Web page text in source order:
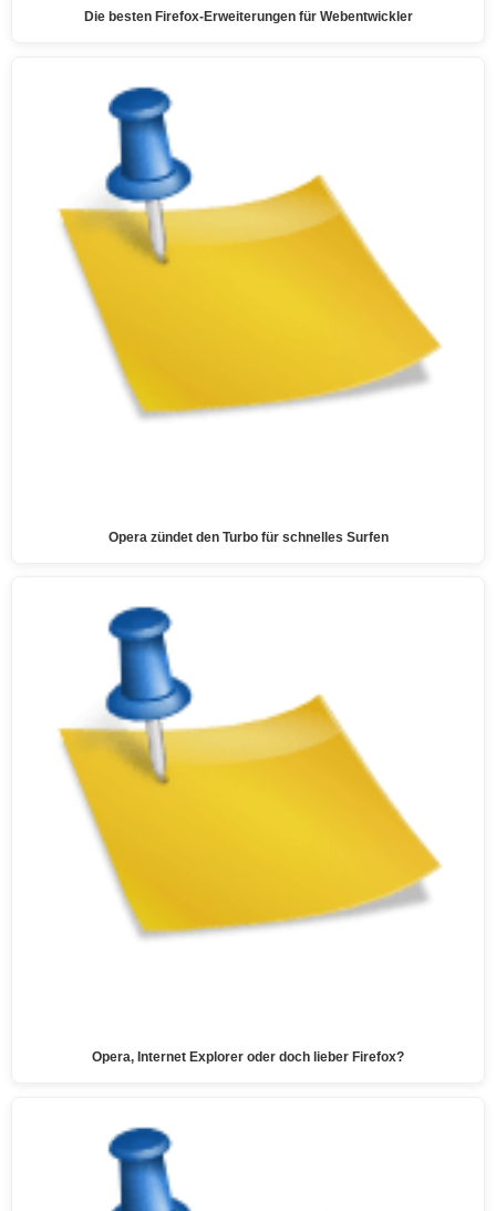
Die besten Firefox-Erweiterungen für Webentwickler
Opera zündet den Turbo für schnelles Surfen
Opera, Internet Explorer oder doch lieber Firefox?